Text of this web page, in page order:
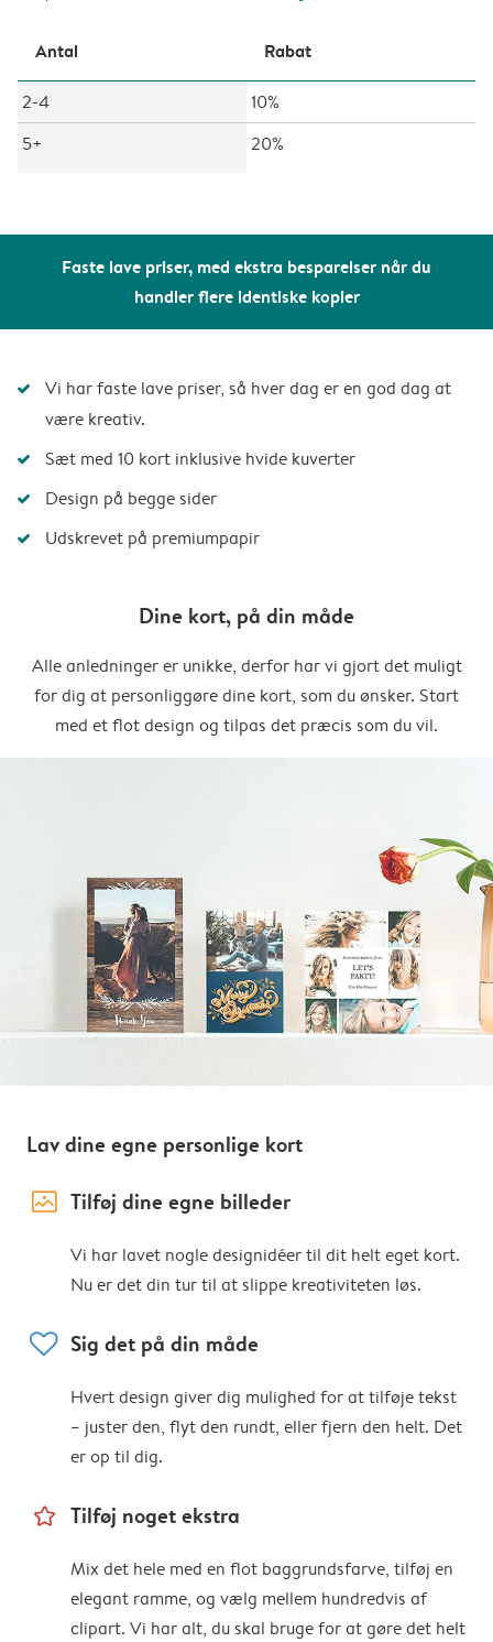
Faste lave priser, med ekstra besparelser når du
handler flere identiske kopier
Antal Rabat
2-4
10%
5+
20%
Vi har faste lave priser, så hver dag er en god dag at
være kreativ.
Sæt med 10 kort inklusive hvide kuverter
Design på begge sider
Udskrevet på premiumpapir
Dine kort, på din måde
Alle anledninger er unikke, derfor har vi gjort det muligt
for dig at personliggøre dine kort, som du ønsker. Start
med et flot design og tilpas det præcis som du vil.
Lav dine egne personlige kort
image_placeholder Tilføj dine egne billeder
Vi har lavet nogle designidéer til dit helt eget kort.
Nu er det din tur til at slippe kreativiteten løs.
heart Sig det på din måde
Hvert design giver dig mulighed for at tilføje tekst
– juster den, flyt den rundt, eller fjern den helt. Det
er op til dig.
star_outline Tilføj noget ekstra
Mix det hele med en flot baggrundsfarve, tilføj en
elegant ramme, og vælg mellem hundredvis af
clipart. Vi har alt, du skal bruge for at gøre det helt